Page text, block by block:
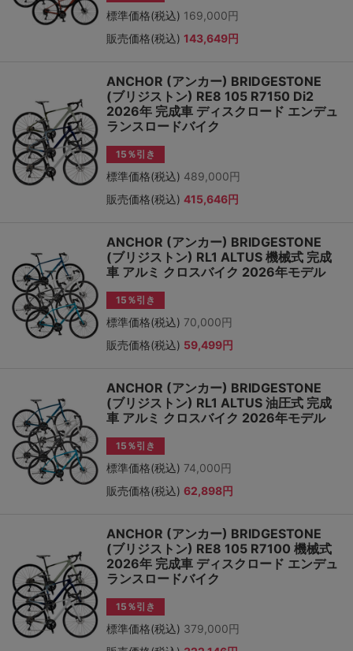
標準価格(税込) 169,000円
販売価格(税込) 143,649円
ANCHOR (アンカー) BRIDGESTONE
(ブリジストン) RE8 105 R7150 Di2
2026年 完成車 ディスクロード エンデュ
ランスロードバイク
15％引き
標準価格(税込) 489,000円
販売価格(税込) 415,646円
ANCHOR (アンカー) BRIDGESTONE
(ブリジストン) RL1 ALTUS 機械式 完成
車 アルミ クロスバイク 2026年モデル
15％引き
標準価格(税込) 70,000円
販売価格(税込) 59,499円
ANCHOR (アンカー) BRIDGESTONE
(ブリジストン) RL1 ALTUS 油圧式 完成
車 アルミ クロスバイク 2026年モデル
15％引き
標準価格(税込) 74,000円
販売価格(税込) 62,898円
ANCHOR (アンカー) BRIDGESTONE
(ブリジストン) RE8 105 R7100 機械式
2026年 完成車 ディスクロード エンデュ
ランスロードバイク
15％引き
標準価格(税込) 379,000円